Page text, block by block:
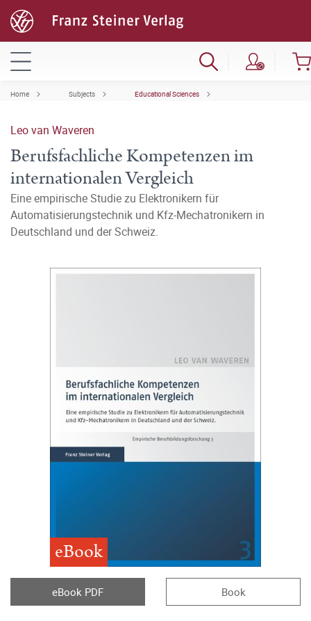
Home Subjects Educational Sciences
Leo van Waveren
Berufsfachliche Kompetenzen im
internationalen Vergleich
Eine empirische Studie zu Elektronikern für
Automatisierungstechnik und Kfz-Mechatronikern in
Deutschland und der Schweiz.
eBook
eBook PDF Book